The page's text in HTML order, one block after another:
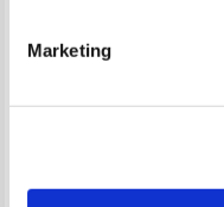
Marketing
Genevieve Wheeler - Adelaide
-30%